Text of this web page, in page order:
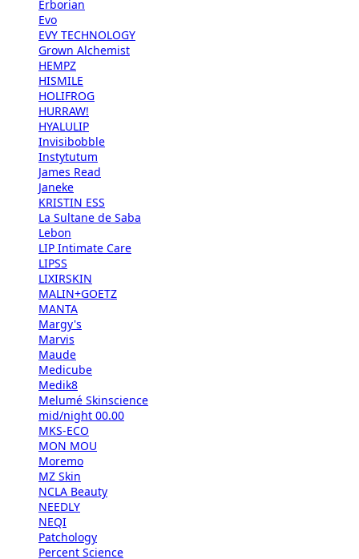
Erborian
Evo
EVY TECHNOLOGY
Grown Alchemist
HEMPZ
HISMILE
HOLIFROG
HURRAW!
HYALULIP
Invisibobble
Instytutum
James Read
Janeke
KRISTIN ESS
La Sultane de Saba
Lebon
LIP Intimate Care
LIPSS
LIXIRSKIN
MALIN+GOETZ
MANTA
Margy's
Marvis
Maude
Medicube
Medik8
Melumé Skinscience
mid/night 00.00
MKS-ECO
MON MOU
Moremo
MZ Skin
NCLA Beauty
NEEDLY
NEQI
Patchology
Percent Science